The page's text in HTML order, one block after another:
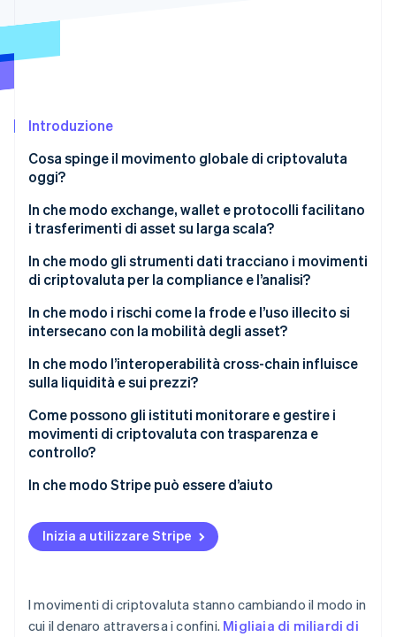
Prevenzione delle frodi
Climate
Identity
Verifica online dell'identità
Stripe Sessions 2026
Scopri come Stripe sta costruendo l'infrastruttura
Guarda ora
Introduzione
Cosa spinge il movimento globale di criptovaluta
oggi?
In che modo exchange, wallet e protocolli facilitano
i trasferimenti di asset su larga scala?
Exchange globali
Wallet e custodia
Reti blockchain
Infrastruttura di pagamenti integrata
In che modo gli strumenti dati tracciano i movimenti
di criptovaluta per la compliance e l’analisi?
In che modo i rischi come la frode e l’uso illecito si
intersecano con la mobilità degli asset?
Finanza illecita
Indagini complesse
Frode e truffe
In che modo l’interoperabilità cross-chain influisce
sulla liquidità e sui prezzi?
Come possono gli istituti monitorare e gestire i
movimenti di criptovaluta con trasparenza e
controllo?
In che modo Stripe può essere d’aiuto
Inizia a utilizzare Stripe
I movimenti di criptovaluta stanno cambiando il modo in
cui il denaro attraversa i confini. Migliaia di miliardi di